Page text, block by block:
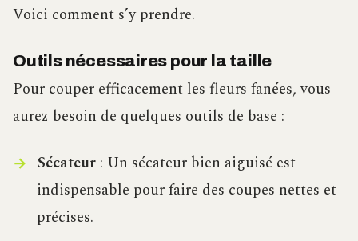
Voici comment s’y prendre.
Outils nécessaires pour la taille
Pour couper efficacement les fleurs fanées, vous
aurez besoin de quelques outils de base :
Sécateur: Un sécateur bien aiguisé est
indispensable pour faire des coupes nettes et
précises.